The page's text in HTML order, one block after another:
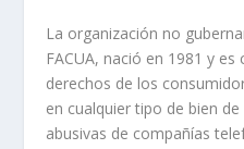
La organización no
FACUA, nació en 1981 y
derechos de los
en cualquier tipo de bien
abusivas de compañías